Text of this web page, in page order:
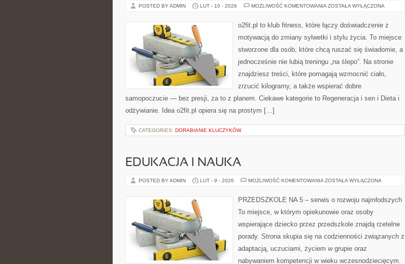
POSTED BY ADMIN LUT - 10 - 2026 MOŻLIWOŚĆ KOMENTOWANIA KOBIETA
ZOSTAŁA WYŁĄCZONA
o2fit.pl to klub fitness, które łączy doświadczenie z
motywacją do zmiany sylwetki i stylu życia. To miejsce
stworzone dla osób, które chcą ruszać się świadomie, a
jednocześnie nie lubią treningu „na ślepo”. Na stronie
znajdziesz treści, które pomagają wzmocnić ciało,
zrzucić kilogramy, a także wspierać dobre
samopoczucie — bez presji, za to z planem. Ciekawe kategorie to Regeneracja i sen i Dieta i
odżywianie. Idea o2fit.pl opiera się na prostym […]
CATEGORIES: DORABIANIE KLUCZYKÓW
EDUKACJA I NAUKA
POSTED BY ADMIN LUT - 9 - 2026 MOŻLIWOŚĆ KOMENTOWANIA EDUKACJA
ZOSTAŁA WYŁĄCZONA
PRZEDSZKOLE NA 5 – serwis o rozwoju najmłodszych
To miejsce, w którym opiekunowie oraz osoby
wspierające dziecko przez przedszkole znajdą rzetelne
porady. Strona skupia się na codzienności związanych z
adaptacją, uczuciami, życiem w grupie oraz
nabywaniem kompetencji w wieku wczesnodziecięcym.